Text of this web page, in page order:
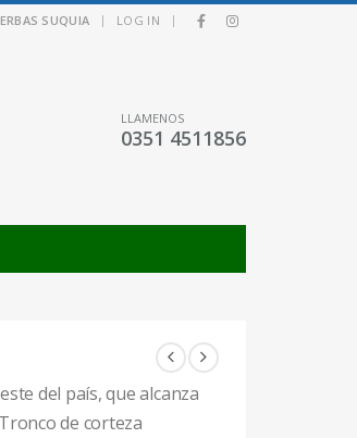
SUQUIA | LOG IN |
LLAMENOS
0351 4511856
del país, que alcanza
de corteza